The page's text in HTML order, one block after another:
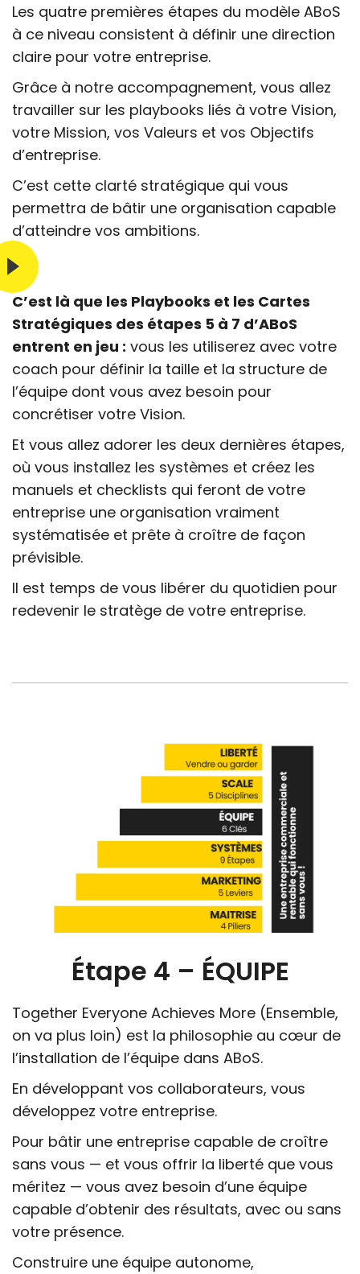
Les quatre premières étapes du modèle ABoS
à ce niveau consistent à définir une direction
claire pour votre entreprise.
Grâce à notre accompagnement, vous allez
travailler sur les playbooks liés à votre Vision,
votre Mission, vos Valeurs et vos Objectifs
d’entreprise.
C’est cette clarté stratégique qui vous
permettra de bâtir une organisation capable
d’atteindre vos ambitions.
C’est là que les Playbooks et les Cartes
Stratégiques des étapes 5 à 7 d’ABoS
entrent en jeu : vous les utiliserez avec votre
coach pour définir la taille et la structure de
l’équipe dont vous avez besoin pour
concrétiser votre Vision.
Et vous allez adorer les deux dernières étapes,
où vous installez les systèmes et créez les
manuels et checklists qui feront de votre
entreprise une organisation vraiment
systématisée et prête à croître de façon
prévisible.
Il est temps de vous libérer du quotidien pour
redevenir le stratège de votre entreprise.
Étape 4 – ÉQUIPE
Together Everyone Achieves More (Ensemble,
on va plus loin) est la philosophie au cœur de
l’installation de l’équipe dans ABoS.
En développant vos collaborateurs, vous
développez votre entreprise.
Pour bâtir une entreprise capable de croître
sans vous — et vous offrir la liberté que vous
méritez — vous avez besoin d’une équipe
capable d’obtenir des résultats, avec ou sans
votre présence.
Construire une équipe autonome,